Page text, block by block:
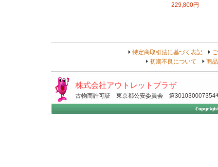
229,800円
特定商取引法に基づく表記
初期不良について
商
株式会社アウトレットプラザ
古物商許可証 東京都公安委員会 第301030007354